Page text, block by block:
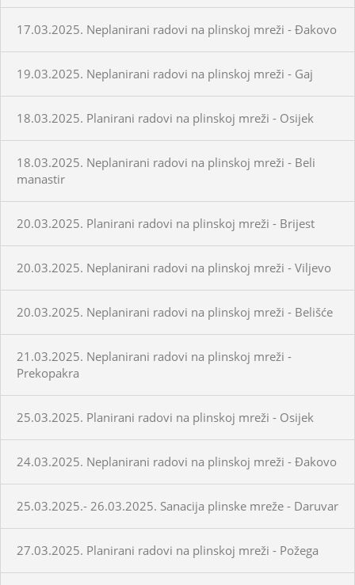
17.03.2025. Neplanirani radovi na plinskoj mreži - Đakovo
19.03.2025. Neplanirani radovi na plinskoj mreži - Gaj
18.03.2025. Planirani radovi na plinskoj mreži - Osijek
18.03.2025. Neplanirani radovi na plinskoj mreži - Beli
manastir
20.03.2025. Planirani radovi na plinskoj mreži - Brijest
20.03.2025. Neplanirani radovi na plinskoj mreži - Viljevo
20.03.2025. Neplanirani radovi na plinskoj mreži - Belišće
21.03.2025. Neplanirani radovi na plinskoj mreži -
Prekopakra
25.03.2025. Planirani radovi na plinskoj mreži - Osijek
24.03.2025. Neplanirani radovi na plinskoj mreži - Đakovo
25.03.2025.- 26.03.2025. Sanacija plinske mreže - Daruvar
27.03.2025. Planirani radovi na plinskoj mreži - Požega